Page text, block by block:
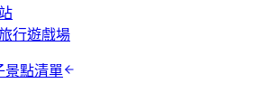
行遊戲場
景點清單